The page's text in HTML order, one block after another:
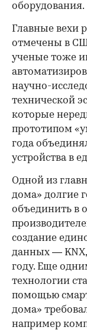
оборудования.
Главные вехи
отмечены в
ученые тоже
научно-
технической
которые
прототипом
года
устройства в
Одной из
дома» долгие
объединить в
создание
данных —
году. Еще
технологии
помощью
дома»
например